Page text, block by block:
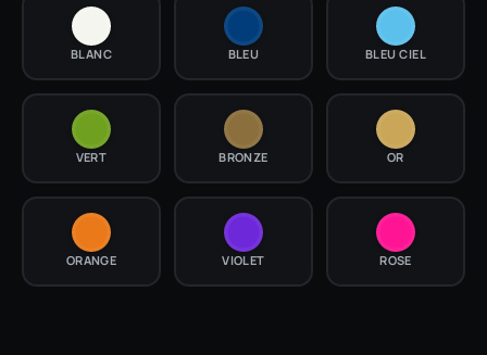
BLANC BLEU BLEU CIEL
VERT BRONZE OR
ORANGE VIOLET ROSE